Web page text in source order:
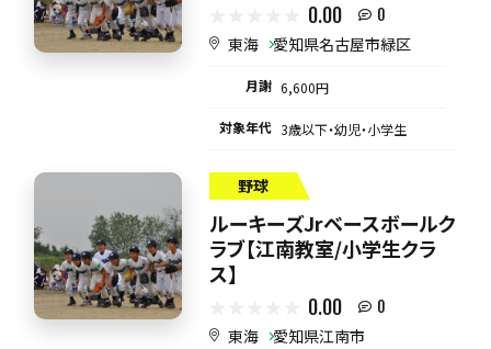
0.00 0
東海 愛知県名古屋市緑区
月謝 6,600円
対象年代 3歳以下・幼児・小学生
野球
ルーキーズJrベースボールク
ラブ【江南教室/小学生クラ
ス】
0.00 0
東海 愛知県江南市